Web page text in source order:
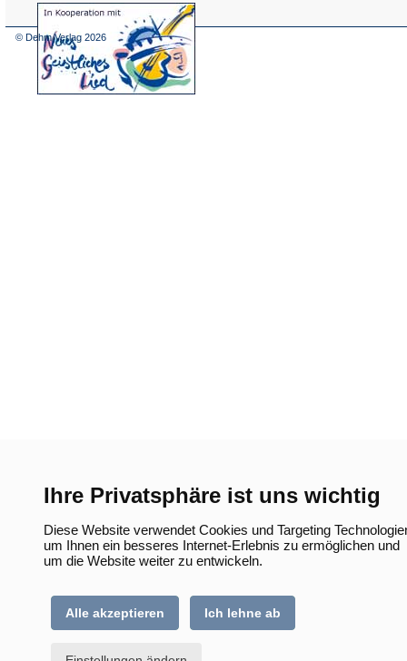
Ihre Privatsphäre ist uns wichtig
Diese Website verwendet Cookies und Targeting
um Ihnen ein besseres Internet-Erlebnis zu ermöglichen und
um die Website weiter zu entwickeln.
Alle akzeptieren Ich lehne ab
(Öffnet
in
© Dehm Verlag 2026